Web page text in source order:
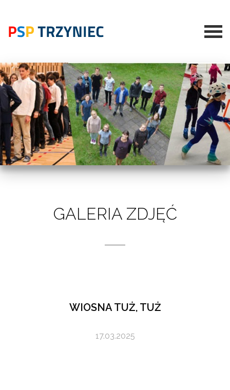
GALERIA ZDJĘĆ
WIOSNA TUŻ, TUŻ
17.03.2025